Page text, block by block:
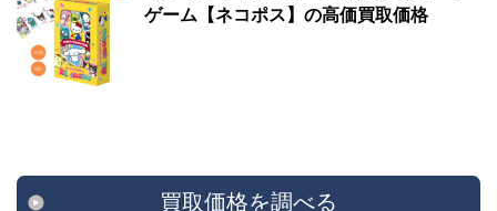
ゲーム【ネコポス】の高価買取価格
買取価格を調べる